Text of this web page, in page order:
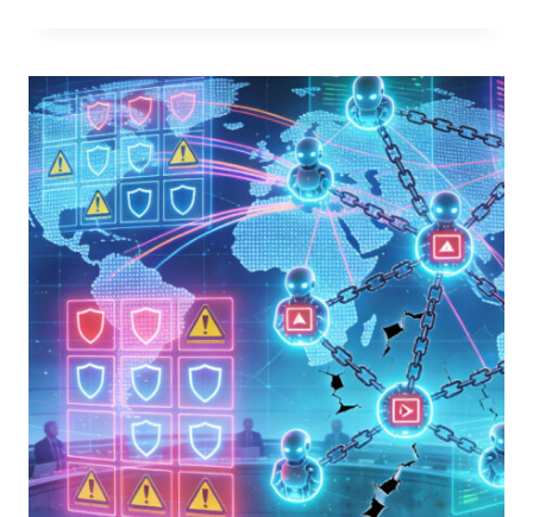
VUOTO
DI
RESPONSABILITÀ,
MA
UN
ECCESSO
DI
AUTORI